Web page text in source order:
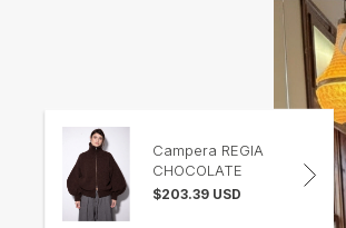
Campera REGIA
CHOCOLATE
$203.39 USD